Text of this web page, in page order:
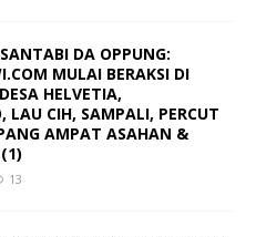
DA OPPUNG:
MULAI BERAKSI DI
HELVETIA,
LAU CIH, SAMPALI, PERCUT
AMPAT ASAHAN &
13